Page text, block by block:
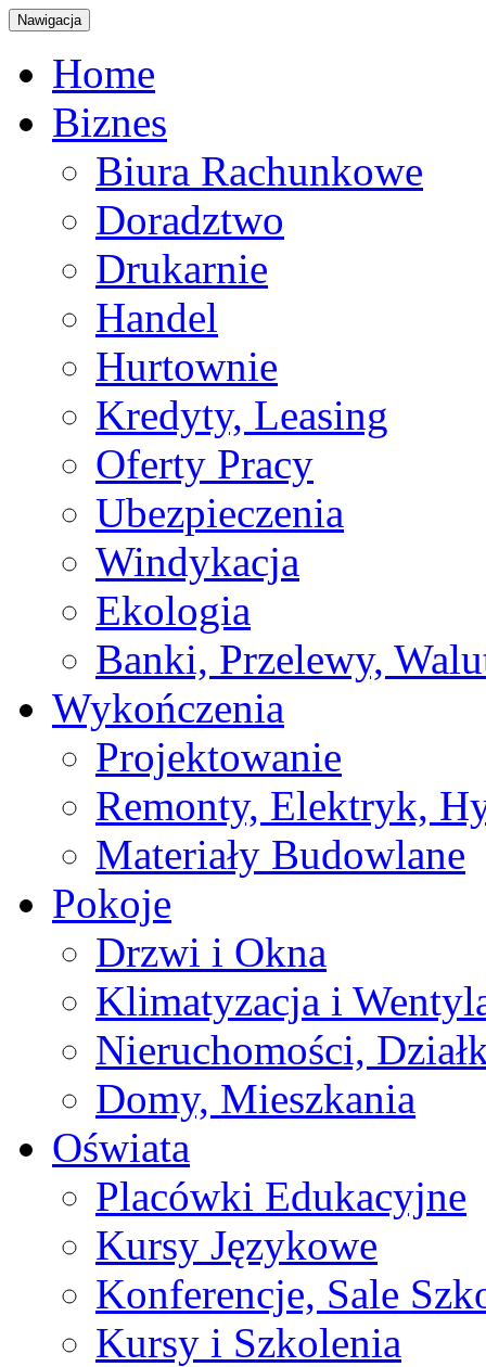
Nawigacja
Home
Biznes
Biura Rachunkowe
Doradztwo
Drukarnie
Handel
Hurtownie
Kredyty, Leasing
Oferty Pracy
Ubezpieczenia
Windykacja
Ekologia
Banki, Przelewy,
Wykończenia
Projektowanie
Remonty, Elektryk,
Materiały Budowlane
Pokoje
Drzwi i Okna
Klimatyzacja i
Nieruchomości,
Domy, Mieszkania
Oświata
Placówki Edukacyjne
Kursy Językowe
Konferencje, Sale
Kursy i Szkolenia